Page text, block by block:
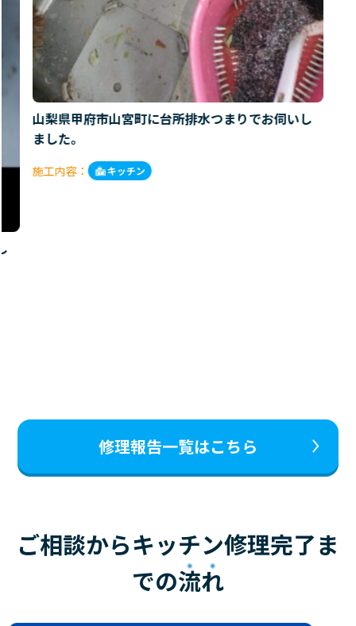
山梨県甲府市山宮町に台所排水つまりでお伺いし
ました。
施工内容： キッチン
修理報告一覧はこちら
ご相談からキッチン修理完了ま
での流れ